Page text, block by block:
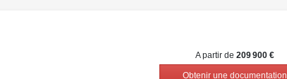
A partir de209 900 €
Obtenir une documentation